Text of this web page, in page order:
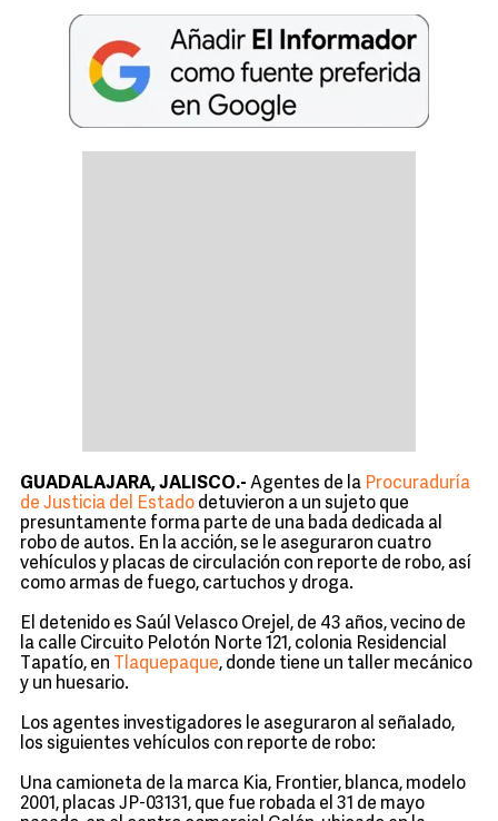
GUADALAJARA, JALISCO.- Agentes de la Procuraduría
de Justicia del Estado detuvieron a un sujeto que
presuntamente forma parte de una bada dedicada al
robo de autos. En la acción, se le aseguraron cuatro
vehículos y placas de circulación con reporte de robo, así
como armas de fuego, cartuchos y droga.
El detenido es Saúl Velasco Orejel, de 43 años, vecino de
la calle Circuito Pelotón Norte 121, colonia Residencial
Tapatío, en
Tlaquepaque, donde tiene un taller mecánico
y un huesario.
Los agentes investigadores le aseguraron al señalado,
los siguientes vehículos con reporte de robo:
Una camioneta de la marca Kia, Frontier, blanca, modelo
2001, placas JP-03131, que fue robada el 31 de mayo